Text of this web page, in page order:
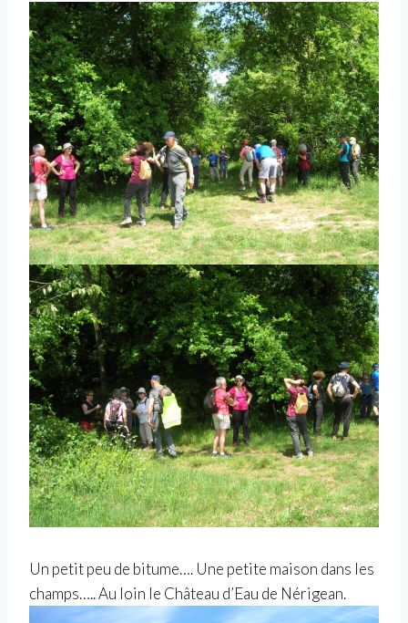
Un petit peu de bitume…. Une petite maison dans les
champs….. Au loin le Château d’Eau de Nérigean.